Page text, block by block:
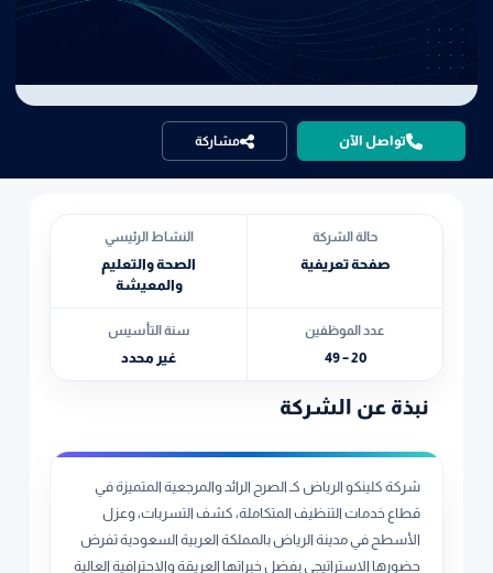
تواصل الآن مشاركة
حالة الشركة
صفحة تعريفية
النشاط الرئيسي
الصحة والتعليم
والمعيشة
عدد الموظفين
20 – 49
سنة التأسيس
غير محدد
نبذة عن الشركة
شركة كلينكو الرياض كـ الصرح الرائد والمرجعية المتميزة في
قطاع خدمات التنظيف المتكاملة، كشف التسربات، وعزل
الأسطح في مدينة الرياض بالمملكة العربية السعودية تفرض
حضورها الاستراتيجي بفضل خبراتها العريقة والاحترافية العالية